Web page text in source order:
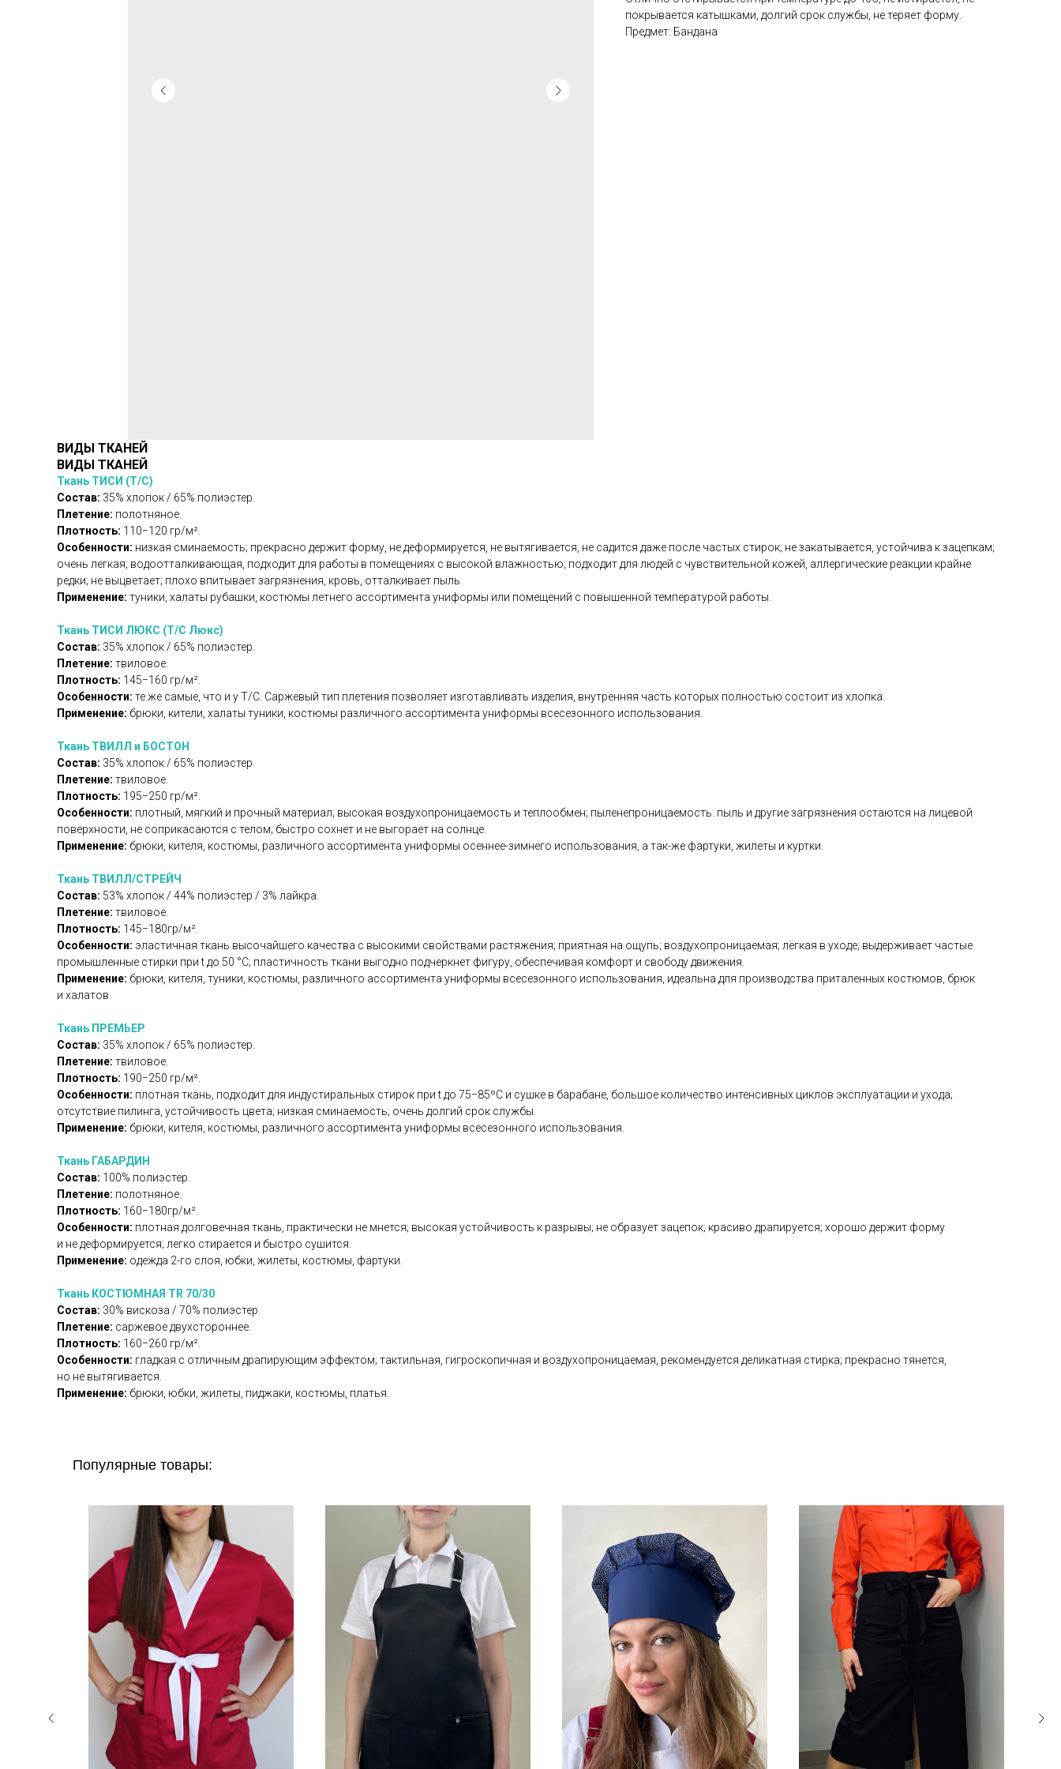
покрывается катышками, долгий срок службы, не теряет форму.
Предмет: Бандана
ВИДЫ ТКАНЕЙ
ВИДЫ ТКАНЕЙ
Ткань ТИСИ (Т/С)
Состав: 35% хлопок / 65% полиэстер.
Плетение: полотняное.
Плотность: 110−120 гр/м².
Особенности: низкая сминаемость; прекрасно держит форму, не деформируется, не вытягивается, не садится даже после частых стирок; не закатывается, устойчива к зацепкам;
очень легкая; водоотталкивающая, подходит для работы в помещениях с высокой влажностью; подходит для людей с чувствительной кожей, аллергические реакции крайне
редки; не выцветает; плохо впитывает загрязнения, кровь, отталкивает пыль.
Применение: туники, халаты рубашки, костюмы летнего ассортимента униформы или помещений с повышенной температурой работы.
Ткань ТИСИ ЛЮКС (Т/С Люкс)
Состав: 35% хлопок / 65% полиэстер.
Плетение: твиловое.
Плотность: 145−160 гр/м².
Особенности: те же самые, что и у Т/С. Саржевый тип плетения позволяет изготавливать изделия, внутренняя часть которых полностью состоит из хлопка.
Применение: брюки, кители, халаты туники, костюмы различного ассортимента униформы всесезонного использования.
Ткань ТВИЛЛ и БОСТОН
Состав: 35% хлопок / 65% полиэстер.
Плетение: твиловое.
Плотность: 195−250 гр/м².
Особенности: плотный, мягкий и прочный материал; высокая воздухопроницаемость и теплообмен; пыленепроницаемость: пыль и другие загрязнения остаются на лицевой
поверхности, не соприкасаются с телом; быстро сохнет и не выгорает на солнце.
Применение: брюки, кителя, костюмы, различного ассортимента униформы осеннее-зимнего использования, а так-же фартуки, жилеты и куртки.
Ткань ТВИЛЛ/СТРЕЙЧ
Состав: 53% хлопок / 44% полиэстер / 3% лайкра.
Плетение: твиловое.
Плотность: 145−180гр/м².
Особенности: эластичная ткань высочайшего качества с высокими свойствами растяжения; приятная на ощупь; воздухопроницаемая; лёгкая в уходе; выдерживает частые
промышленные стирки при t до 50 °C; пластичность ткани выгодно подчеркнет фигуру, обеспечивая комфорт и свободу движения.
Применение: брюки, кителя, туники, костюмы, различного ассортимента униформы всесезонного использования, идеальна для производства приталенных костюмов, брюк
и халатов.
Ткань ПРЕМЬЕР
Состав: 35% хлопок / 65% полиэстер.
Плетение: твиловое.
Плотность: 190−250 гр/м².
Особенности: плотная ткань, подходит для индустиральных стирок при t до 75−85ºС и сушке в барабане, большое количество интенсивных циклов эксплуатации и ухода;
отсутствие пилинга, устойчивость цвета; низкая сминаемость; очень долгий срок службы.
Применение: брюки, кителя, костюмы, различного ассортимента униформы всесезонного использования.
Ткань ГАБАРДИН
Состав: 100% полиэстер.
Плетение: полотняное.
Плотность: 160−180гр/м².
Особенности: плотная долговечная ткань, практически не мнется; высокая устойчивость к разрывы; не образует зацепок; красиво драпируется; хорошо держит форму
и не деформируется; легко стирается и быстро сушится.
Применение: одежда 2-го слоя, юбки, жилеты, костюмы, фартуки.
Ткань КОСТЮМНАЯ TR 70/30
Состав: 30% вискоза / 70% полиэстер.
Плетение: саржевое двухстороннее.
Плотность: 160−260 гр/м².
Особенности: гладкая с отличным драпирующим эффектом; тактильная, гигроскопичная и воздухопроницаемая, рекомендуется деликатная стирка; прекрасно тянется,
но не вытягивается.
Применение: брюки, юбки, жилеты, пиджаки, костюмы, платья.
Популярные товары: